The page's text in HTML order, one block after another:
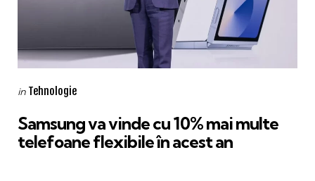
Categories
Posted
in Tehnologie
Samsung va vinde cu 10% mai multe
telefoane flexibile în acest an